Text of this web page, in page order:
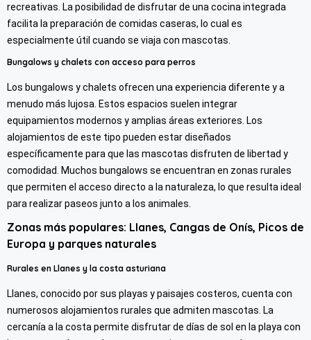
recreativas. La posibilidad de disfrutar de una cocina integrada
facilita la preparación de comidas caseras, lo cual es
especialmente útil cuando se viaja con mascotas.
Bungalows y chalets con acceso para perros
Los bungalows y chalets ofrecen una experiencia diferente y a
menudo más lujosa. Estos espacios suelen integrar
equipamientos modernos y amplias áreas exteriores. Los
alojamientos de este tipo pueden estar diseñados
específicamente para que las mascotas disfruten de libertad y
comodidad. Muchos bungalows se encuentran en zonas rurales
que permiten el acceso directo a la naturaleza, lo que resulta ideal
para realizar paseos junto a los animales.
Zonas más populares: Llanes, Cangas de Onís, Picos de
Europa y parques naturales
Rurales en Llanes y la costa asturiana
Llanes, conocido por sus playas y paisajes costeros, cuenta con
numerosos alojamientos rurales que admiten mascotas. La
cercanía a la costa permite disfrutar de días de sol en la playa con